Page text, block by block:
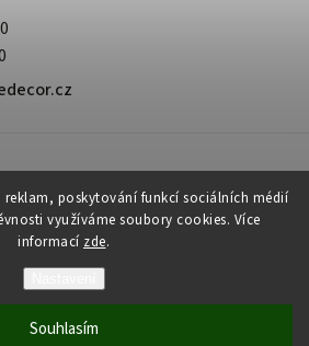
reklam, poskytování funkcí sociálních médií
využíváme soubory cookies. Více
informací zde.
Souhlasím